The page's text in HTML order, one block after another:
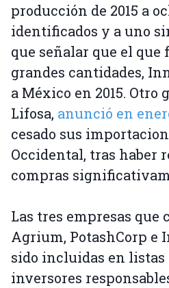
producción de 2015 a
identificados y a uno
que señalar que el que
grandes cantidades,
a México en 2015. Otro
Lifosa, anunció en
cesado sus
Occidental, tras haber
compras
Las tres empresas que
Agrium, PotashCorp e
sido incluidas en listas
inversores